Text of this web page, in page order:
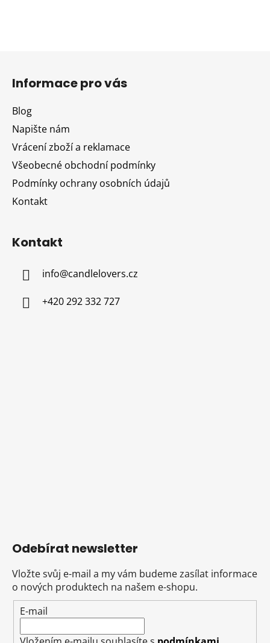
Informace pro vás
Blog
Napište nám
Vrácení zboží a reklamace
Všeobecné obchodní podmínky
Podmínky ochrany osobních údajů
Kontakt
Kontakt
info@candlelovers.cz
+420 292 332 727
Odebírat newsletter
Vložte svůj e-mail a my vám budeme zasílat informace
o nových produktech na našem e-shopu.
E-mail